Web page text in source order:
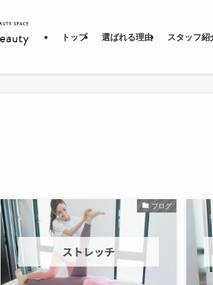
トップ 選ばれる理由 スタッフ紹
ブログ